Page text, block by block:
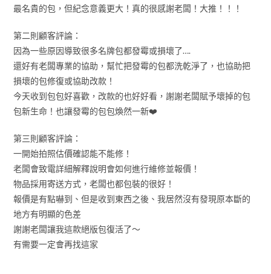
最名貴的包，但紀念意義更大！真的很感謝老闆！大推！！！
第二則顧客評論：
因為一些原因導致很多名牌包都發霉或損壞了….
還好有老闆專業的協助，幫忙把發霉的包都洗乾淨了，也協助把
損壞的包修復或協助改款！
今天收到包包好喜歡，改款的也好好看，謝謝老闆賦予壞掉的包
包新生命！也讓發霉的包包煥然一新❤️
第三則顧客評論：
一開始拍照估價確認能不能修！
老闆會致電詳細解釋說明會如何進行維修並報價！
物品採用寄送方式，老闆也都包裝的很好！
報價是有點嚇到、但是收到東西之後、我居然沒有發現原本斷的
地方有明顯的色差
謝謝老闆讓我這款絕版包復活了～
有需要一定會再找這家